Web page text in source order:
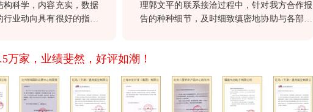
，内容充实，数据
向具有很好的指导
贵司继续以前沿的
品，与我们共同发
理郭文平的联系接洽过程中，针对我方合作报
告的种种细节，及时细致缜密地协助与各部门
作。
万家，业绩斐然，好评如潮！